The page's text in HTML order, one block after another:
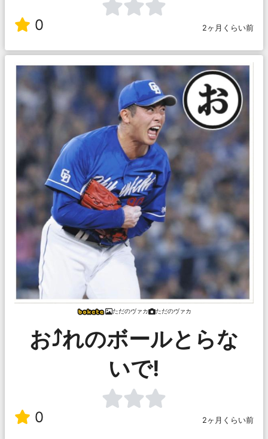
0 2ヶ月くらい前
ただのヴァカ ただのヴァカ
お⤴︎れのボールとらな
いで!
0 2ヶ月くらい前